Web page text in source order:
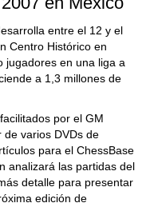
entre el 12 y el
Centro Histórico en
jugadores en una liga a
a 1,3 millones de
por el GM
de varios DVDs de
para el ChessBase
analizará las partidas del
detalle para presentar
edición de